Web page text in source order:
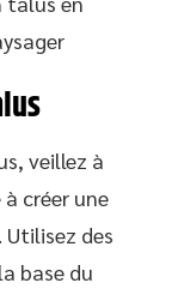
veillez à
à créer une
des
base du